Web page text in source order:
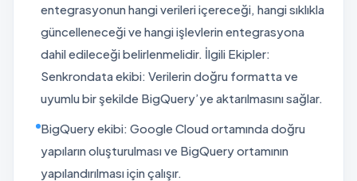
entegrasyonun hangi verileri içereceği, hangi sıklıkla
güncelleneceği ve hangi işlevlerin entegrasyona
dahil edileceği belirlenmelidir. İlgili Ekipler:
Senkrondata ekibi: Verilerin doğru formatta ve
uyumlu bir şekilde BigQuery’ye aktarılmasını sağlar.
BigQuery ekibi: Google Cloud ortamında doğru
yapıların oluşturulması ve BigQuery ortamının
yapılandırılması için çalışır.